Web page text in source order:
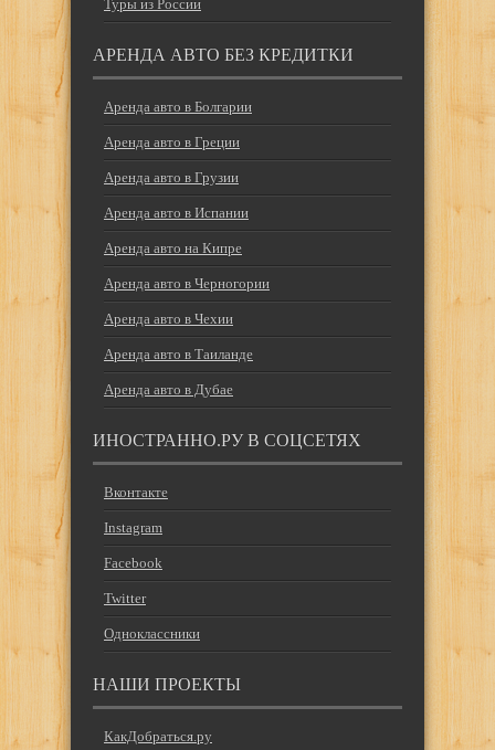
Туры из России
АРЕНДА АВТО БЕЗ КРЕДИТКИ
Аренда авто в Болгарии
Аренда авто в Греции
Аренда авто в Грузии
Аренда авто в Испании
Аренда авто на Кипре
Аренда авто в Черногории
Аренда авто в Чехии
Аренда авто в Таиланде
Аренда авто в Дубае
ИНОСТРАННО.РУ В СОЦСЕТЯХ
Вконтакте
Instagram
Facebook
Twitter
Одноклассники
НАШИ ПРОЕКТЫ
КакДобраться.ру